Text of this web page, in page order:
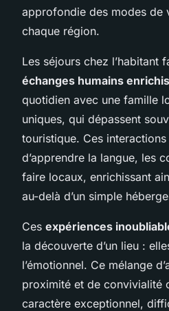
approfondie des modes de
chaque région.
Les séjours chez l’habitant
échanges humains
quotidien avec une famille
uniques, qui dépassent
touristique. Ces
d’apprendre la langue, les
faire locaux, enrichissant
au-delà d’un simple
Ces expériences
la découverte d’un lieu :
l’émotionnel. Ce mélange
proximité et de convivialité
caractère exceptionnel,